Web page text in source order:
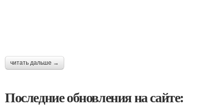
читать дальше →
Последние обновления на сайте: